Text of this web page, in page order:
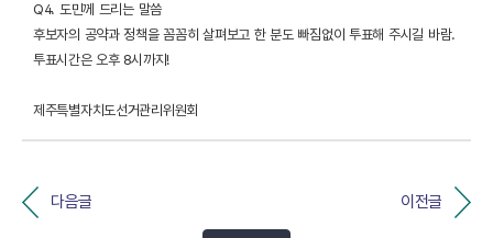
Q4. 도민께 드리는 말씀
후보자의 공약과 정책을 꼼꼼히 살펴보고 한 분도 빠짐없이 투표해 주시길 바람.
투표시간은 오후 8시까지!
제주특별자치도선거관리위원회
다음글 이전글